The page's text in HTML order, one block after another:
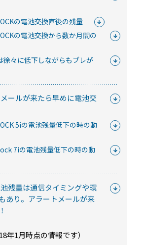
の電池交換直後の残量
の電池交換から数か月間の
徐々に低下しながらもブレが
ールが来たら早めに電池交
5iの電池残量低下の時の動
7iの電池残量低下の時の動
残量は通信タイミングや環
あり。アラートメールが来
年1月時点の情報です）
や業界別の最新事例をご紹介など、不
の特徴と機能について
機種の選び方動画
おすすめの記事
いこと
を読む
ビジネスにスマートロック！